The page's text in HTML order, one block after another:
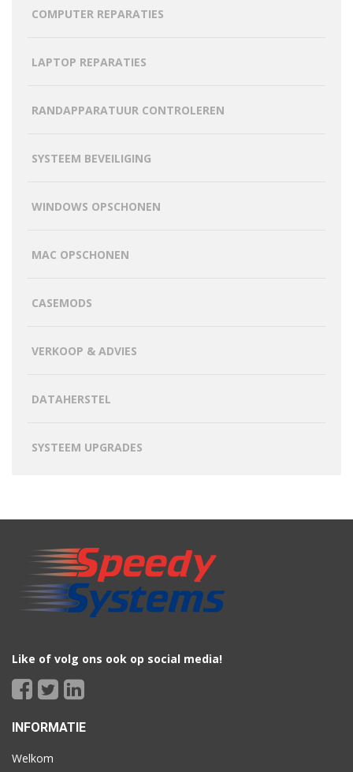
COMPUTER REPARATIES
LAPTOP REPARATIES
RANDAPPARATUUR CONTROLEREN
SYSTEEM BEVEILIGING
WINDOWS OPSCHONEN
MAC OPSCHONEN
CASEMODS
VERKOOP & ADVIES
DATAHERSTEL
SYSTEEM UPGRADES
Like of volg ons ook op social media!
INFORMATIE
Welkom